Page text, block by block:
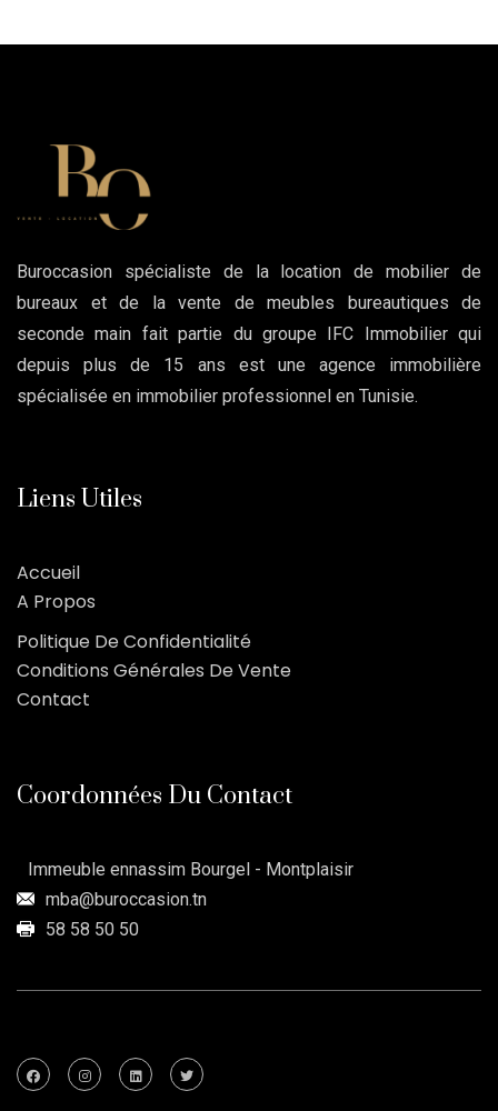
Buroccasion spécialiste de la location de mobilier de
bureaux et de la vente de meubles bureautiques de
seconde main fait partie du groupe IFC Immobilier qui
depuis plus de 15 ans est une agence immobilière
spécialisée en immobilier professionnel en Tunisie.
Liens Utiles
Accueil
A Propos
Politique De Confidentialité
Conditions Générales De Vente
Contact
Coordonnées Du Contact
Immeuble ennassim Bourgel - Montplaisir
mba@buroccasion.tn
58 58 50 50